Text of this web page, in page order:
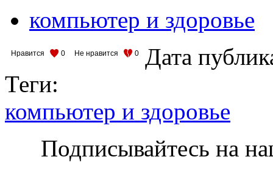
компьютер и здоровье
Нравится 0 Не нравится 0
Дата
Теги:
компьютер и здоровье
Подписывайтесь на